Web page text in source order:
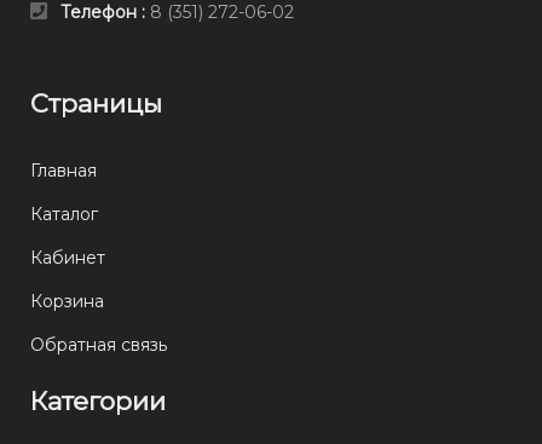
Телефон : 8 (351) 272-06-02
Страницы
Главная
Каталог
Кабинет
Корзина
Обратная связь
Категории